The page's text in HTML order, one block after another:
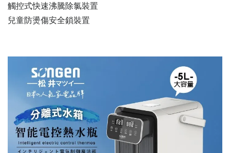
觸控式快速沸騰除氯裝置
兒童防燙傷安全鎖裝置